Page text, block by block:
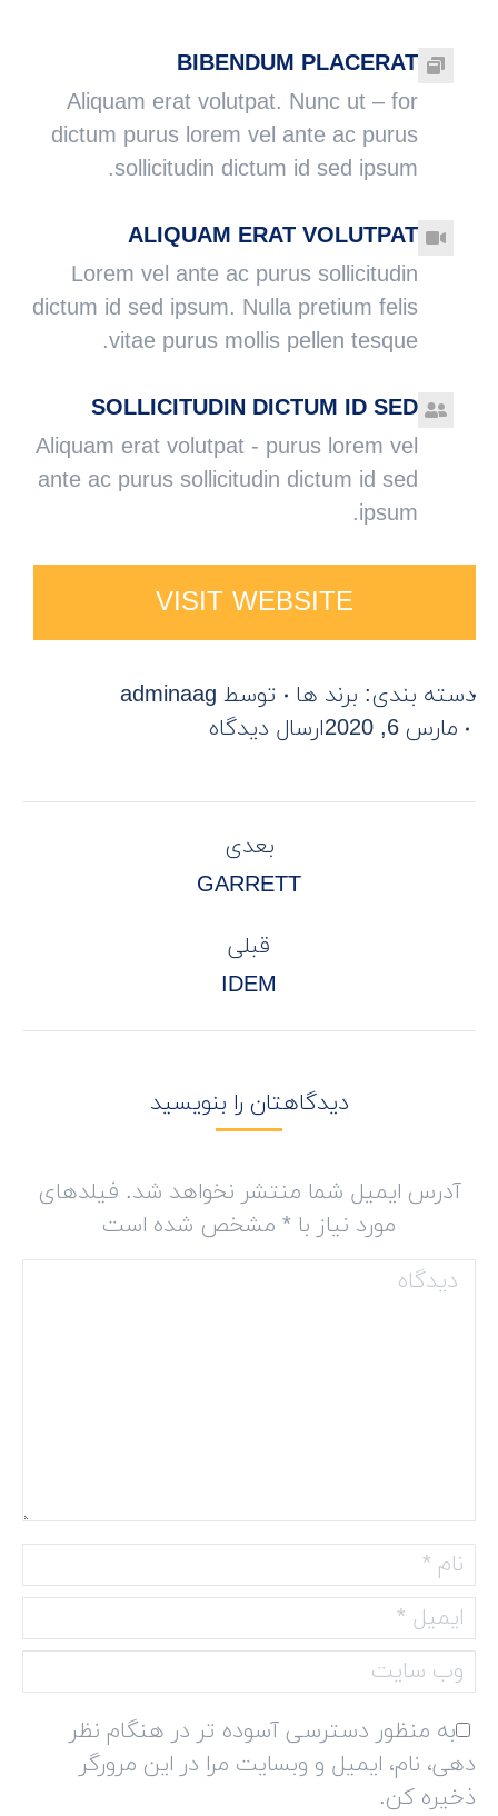
BIBENDUM PLACERAT
Aliquam erat volutpat. Nunc ut – for
dictum purus lorem vel ante ac purus
sollicitudin dictum id sed ipsum.
ALIQUAM ERAT VOLUTPAT
Lorem vel ante ac purus sollicitudin
dictum id sed ipsum. Nulla pretium felis
vitae purus mollis pellen tesque.
SOLLICITUDIN DICTUM ID SED
Aliquam erat volutpat - purus lorem vel
ante ac purus sollicitudin dictum id sed
ipsum.
VISIT WEBSITE
دسته بندی: برند ها توسط adminaag
مارس 6, 2020
ارسال دیدگاه
قبلی
PreviousIDEM
بعدی
Next
GARRETT
دیدگاهتان را بنویسید
آدرس ایمیل شما منتشر نخواهد شد. فیلدهای
مورد نیاز با * مشخص شده است
دیدگاه
نام *
ایمیل *
وب سایت
به منظور دسترسی آسوده تر در هنگام نظر
دهی، نام، ایمیل و وبسایت مرا در این مرورگر
ذخیره کن.